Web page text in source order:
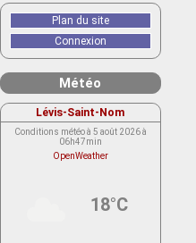
Plan du site
Connexion
Météo
Lévis-Saint-Nom
Conditions météo à 5 août 2026 à
06h47min
OpenWeather
18°C